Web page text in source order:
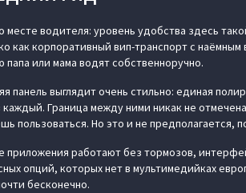
месте водителя: уровень удобства здесь
как корпоративный вип-транспорт с
папа или мама водят собственноручно.
панель выглядит очень стильно: единая
Граница между ними никак не
пользоваться. Но это и не предполагается,
приложения работают без тормозов,
опций, которых нет в мультимедийках
бесконечно.